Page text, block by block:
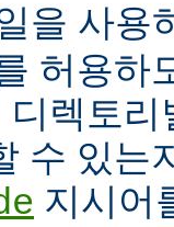
을 사용
허용하
디렉토
수 있는
지시어